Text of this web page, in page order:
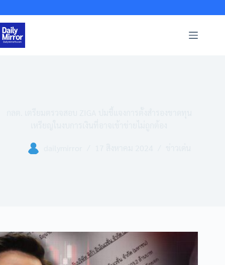
to
content